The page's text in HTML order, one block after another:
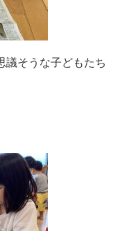
議そうな子どもたち